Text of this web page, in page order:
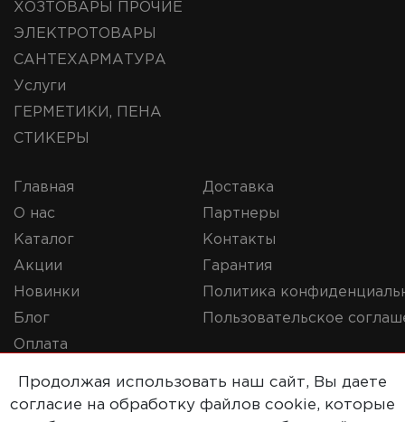
ХОЗТОВАРЫ ПРОЧИЕ
ЭЛЕКТРОТОВАРЫ
САНТЕХАРМАТУРА
Услуги
ГЕРМЕТИКИ, ПЕНА
СТИКЕРЫ
Главная
О нас
Каталог
Акции
Новинки
Блог
Оплата
Доставка
Партнеры
Контакты
Гарантия
Политика
Пользовательское
© 2019-2020 Репорт. Все права защищены
Продолжая использовать наш сайт, Вы даете
согласие на обработку файлов cookie, которые